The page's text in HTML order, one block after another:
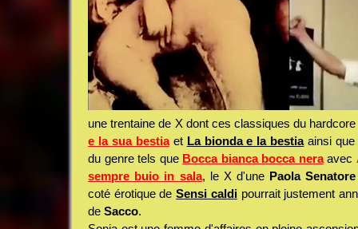
une trentaine de X dont ces classiques du
e la sua bestiaet La bionda e la bestiaainsi que
du genre tels que Bocca bianca bocca neraavec
sempre buio in sala, le X d'une Paola Senatore
coté érotique deSensi caldipourrait justement
de Sacco.